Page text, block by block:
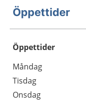
Öppettider
Öppettider
Dag
Öppettider
Kommentarer
Måndag
Tisdag
Onsdag